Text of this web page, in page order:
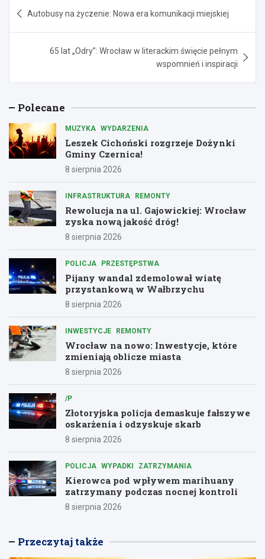
wpisu
Autobusy na życzenie: Nowa era komunikacji miejskiej
65 lat „Odry”: Wrocław w literackim święcie pełnym
wspomnień i inspiracji
Polecane
MUZYKA WYDARZENIA
Leszek Cichoński rozgrzeje Dożynki
Gminy Czernica!
8 sierpnia 2026
INFRASTRUKTURA REMONTY
Rewolucja na ul. Gajowickiej: Wrocław
zyska nową jakość dróg!
8 sierpnia 2026
POLICJA PRZESTĘPSTWA
Pijany wandal zdemolował wiatę
przystankową w Wałbrzychu
8 sierpnia 2026
INWESTYCJE REMONTY
Wrocław na nowo: Inwestycje, które
zmieniają oblicze miasta
8 sierpnia 2026
/P
Złotoryjska policja demaskuje fałszywe
oskarżenia i odzyskuje skarb
8 sierpnia 2026
POLICJA WYPADKI ZATRZYMANIA
Kierowca pod wpływem marihuany
zatrzymany podczas nocnej kontroli
8 sierpnia 2026
Przeczytaj także